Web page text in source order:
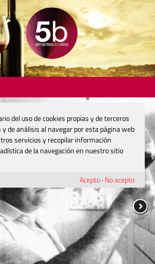
del uso de cookies propias y de terceros
de análisis al navegar por esta página web
servicios y recopilar información
de la navegación en nuestro sitio
Acepto· No acepto